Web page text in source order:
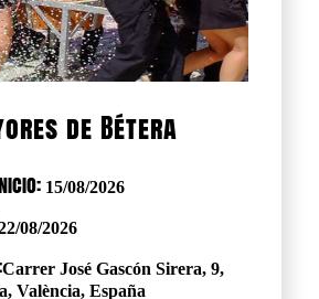
de Bétera
15/08/2026
08/2026
Carrer José Gascón Sirera, 9,
València, España